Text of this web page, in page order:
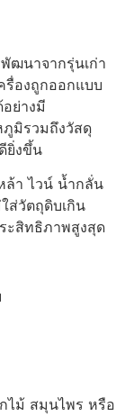
ฒนาจากรุ่นเก่า
รื่องถูกออกแบบ
ย่างมี
มิรวมถึงวัสดุ
ยิ่งขึ้น
ล้า ไวน์ น้ำกลั่น
ส่วัตถุดิบเกิน
ะสิทธิภาพสูงสุด
ไม้ สมุนไพร หรือ